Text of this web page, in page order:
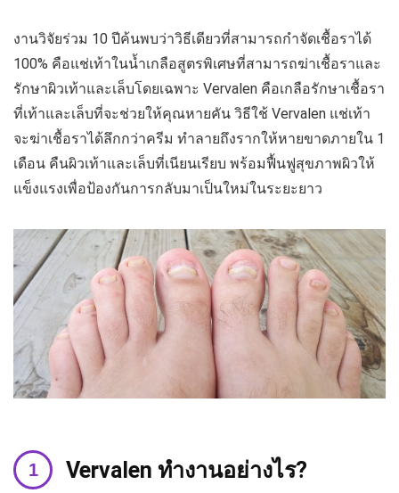
งานวิจัยร่วม 10 ปีค้นพบว่าวิธีเดียวที่สามารถกำจัดเชื้อราได้
100% คือแช่เท้าในน้ำเกลือสูตรพิเศษที่สามารถฆ่าเชื้อราและ
รักษาผิวเท้าและเล็บโดยเฉพาะ Vervalen คือเกลือรักษาเชื้อรา
ที่เท้าและเล็บที่จะช่วยให้คุณหายคัน วิธีใช้ Vervalen แช่เท้า
จะฆ่าเชื้อราได้ลึกกว่าครีม ทำลายถึงรากให้หายขาดภายใน 1
เดือน คืนผิวเท้าและเล็บที่เนียนเรียบ พร้อมฟื้นฟูสุขภาพผิวให้
แข็งแรงเพื่อป้องกันการกลับมาเป็นใหม่ในระยะยาว
Vervalen ทำงานอย่างไร?